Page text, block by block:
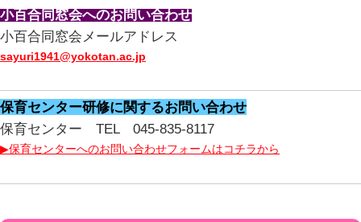
小百合同窓会へのお問い合わせ
小百合同窓会メールアドレス
sayuri1941@yokotan.ac.jp
保育センター研修に関するお問い合わせ
保育センター TEL 045-835-8117
▶保育センターへのお問い合わせフォームはコチラから